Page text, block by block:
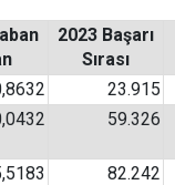
2023 Başarı
Sırası
23.915
59.326
82.242